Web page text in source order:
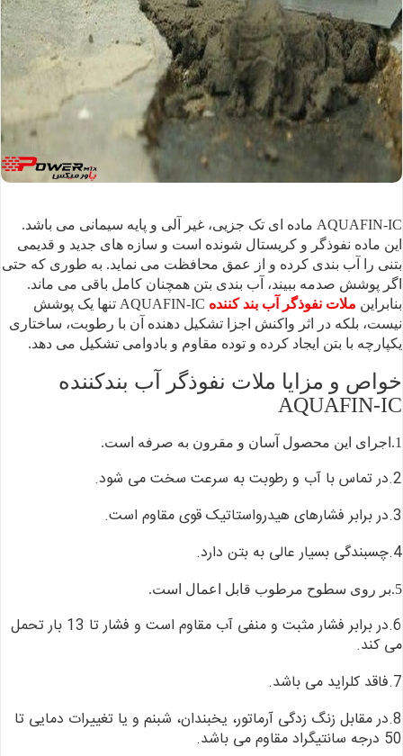
AQUAFIN-IC ماده ای تک جزیی، غیر
آلی و پایه سیمانی می باشد.
این ماده نفوذگر و کریستال شونده است و سازه های جدید و قدیمی
بتنی را آب بندی کرده و از عمق محافظت می نماید. به طوری که حتی
اگر پوشش صدمه ببیند، آب بندی بتن همچنان کامل باقی می ماند.
بنابراین ملات نفوذگر آب بند کننده AQUAFIN-IC تنها یک
پوشش
نیست، بلکه در اثر واکنش اجزا تشکیل دهنده آن با رطوبت، ساختاری
یکپارچه با بتن ایجاد کرده و توده مقاوم و بادوامی تشکیل می دهد.
خواص و مزایا ملات نفوذگر آب بندکننده
AQUAFIN-IC
1.اجرای این محصول آسان و مقرون به صرفه است.
2.در تماس با آب و
رطوبت به سرعت سخت می شود.
3.در برابر فشارهای
هیدرواستاتیک قوی مقاوم است.
4.چسبندگی بسیار عالی
به بتن دارد.
5.بر روی سطوح مرطوب قابل اعمال است.
6.در برابر فشار مثبت و
منفی آب مقاوم است و فشار تا 13 بار تحمل
می کند.
7.فاقد کلراید می باشد.
8.در مقابل زنگ زدگی
آرماتور، یخبندان، شبنم و یا تغییرات دمایی تا
50 درجه سانتیگراد مقاوم می باشد.